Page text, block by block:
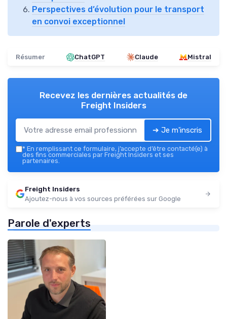
Perspectives d’évolution pour le transport
en convoi exceptionnel
Résumer ChatGPT Claude Mistral
Recevez les dernières actualités de
Freight Insiders
➔ Je m'inscris
* En remplissant ce formulaire, j’accepte d’être contacté(e) à
des fins commerciales par Freight Insiders et ses
partenaires.
Freight Insiders
Ajoutez-nous à vos sources préférées sur Google
Parole d'experts